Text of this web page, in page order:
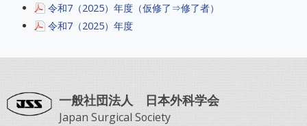
令和7（2025）年度（仮修了⇒修了者）
令和7（2025）年度
一般社団法人 日本外科学会
Japan Surgical Society